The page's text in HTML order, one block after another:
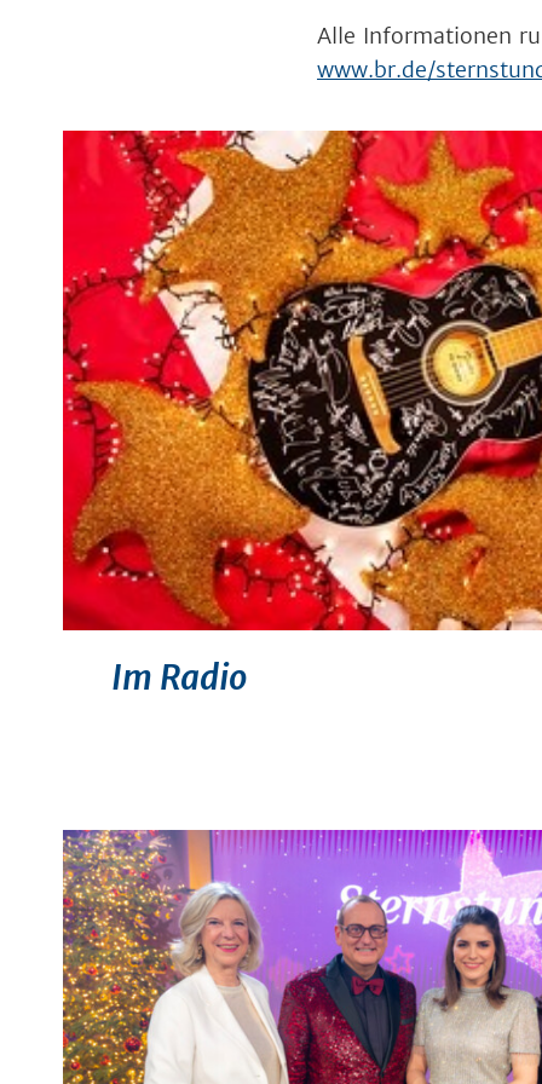
Alle Informationen
www.br.de/
Im Radio